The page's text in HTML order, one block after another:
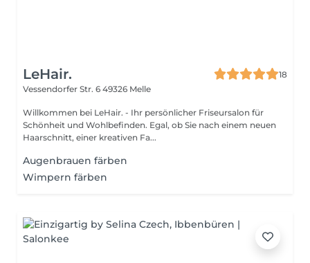
LeHair.
18
Vessendorfer Str. 6 49326 Melle
Willkommen bei LeHair. - Ihr persönlicher Friseursalon für
Schönheit und Wohlbefinden. Egal, ob Sie nach einem neuen
Haarschnitt, einer kreativen Fa...
Augenbrauen färben
Wimpern färben